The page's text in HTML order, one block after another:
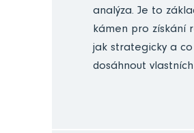
analýza. Je to
kámen pro získání
jak strategicky a
dosáhnout